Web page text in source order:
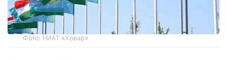
Фото: НИАТ «Ховар»